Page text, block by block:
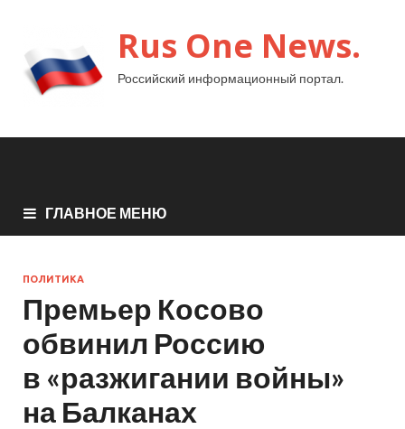
Rus One News.
Российский информационный портал.
ГЛАВНОЕ МЕНЮ
ПОЛИТИКА
Премьер Косово
обвинил Россию
в «разжигании войны»
на Балканах